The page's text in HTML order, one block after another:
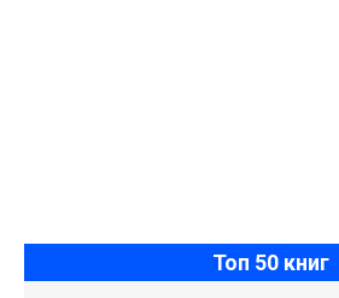
Топ 50 книг